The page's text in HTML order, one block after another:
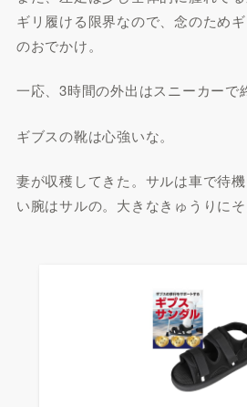
ギリ履ける限界なので、念のため
のおでかけ。
一応、3時間の外出はスニーカーで
ギブスの靴は心強いな。
妻が収穫してきた。サルは車で待
い腕はサルの。大きなきゅうりにそ